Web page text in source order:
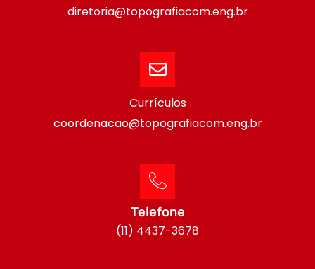
diretoria@topografiacom.eng.br
Currículos
coordenacao@topografiacom.eng.br
Telefone
(11) 4437-3678